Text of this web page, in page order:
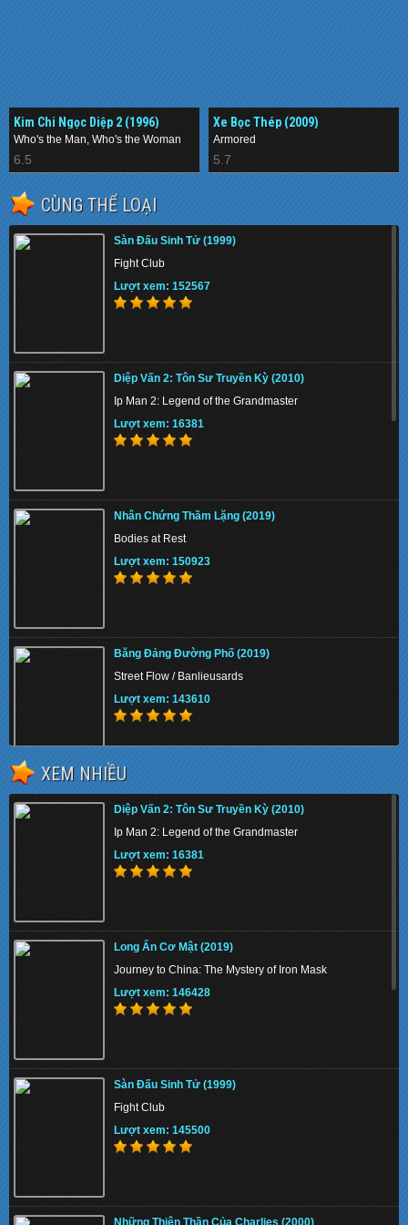
Kim Chi Ngọc Diệp 2 (1996)
Who's the Man, Who's the Woman
6.5
Xe Bọc Thép (2009)
Armored
5.7
CÙNG THỂ LOẠI
Sàn Đấu Sinh Tử (1999)
Fight Club
Lượt xem: 152567
Diệp Vấn 2: Tôn Sư Truyền Kỳ (2010)
Ip Man 2: Legend of the Grandmaster
Lượt xem: 16381
Nhân Chứng Thầm Lặng (2019)
Bodies at Rest
Lượt xem: 150923
Băng Đảng Đường Phố (2019)
Street Flow / Banlieusards
Lượt xem: 143610
Breaking Bad: Con Đường Địa Ngục (2019)
El Camino: A Breaking Bad Movie
Lượt xem: 136506
Liệt Hỏa Anh Hùng (2019)
The Bravest
Lượt xem: 138324
Đồng Cỏ Ăn Thịt Người (2019)
In the Tall Grass
Lượt xem: 147789
Nghĩa Đảm Quần Anh (1989)
XEM NHIỀU
Diệp Vấn 2: Tôn Sư Truyền Kỳ (2010)
Ip Man 2: Legend of the Grandmaster
Lượt xem: 16381
Long Ấn Cơ Mật (2019)
Journey to China: The Mystery of Iron Mask
Lượt xem: 146428
Sàn Đấu Sinh Tử (1999)
Fight Club
Lượt xem: 145500